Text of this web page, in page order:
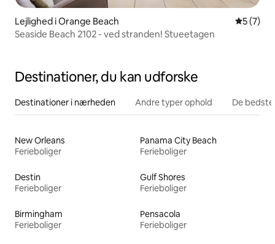
Lejlighed i Orange Beach 5 ud af 5
5 (7)
Seaside Beach 2102 - ved stranden! Stueetagen
Destinationer, du kan udforske
Destinationer i nærheden Andre typer ophold De
New Orleans
Ferieboliger
Panama City Beach
Ferieboliger
Destin
Ferieboliger
Gulf Shores
Ferieboliger
Birmingham
Ferieboliger
Pensacola
Ferieboliger